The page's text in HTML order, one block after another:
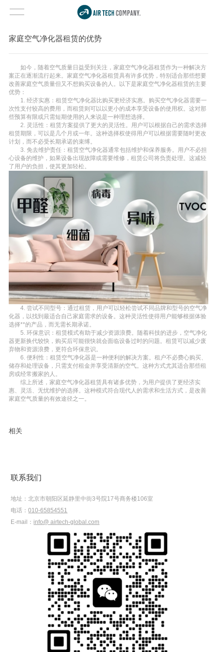
家庭空气净化器租赁的优势
如今，随着空气质量日益受到关注，家庭空气净化器租赁作为一种解决方
案正在逐渐流行起来。家庭空气净化器租赁具有许多优势，特别适合那些想要
改善家庭空气质量但又不想购买设备的人。以下是家庭空气净化器租赁的主要
优势：
1. 经济实惠：租赁空气净化器比购买更经济实惠。购买空气净化器需要一
次性支付较高的费用，而租赁则可以以更小的成本享受设备的使用权。这对那
些预算有限或只需短期使用的人来说是一种理想选择。
2. 灵活性：租赁方案提供了更大的灵活性。用户可以根据自己的需求选择
租赁期限，可以是几个月或一年。这种选择权使得用户可以根据需要随时更改
计划，而不必受长期承诺的束缚。
3. 免去维护责任：租赁空气净化器通常包括维护和保养服务。用户不必担
心设备的维护，如果设备出现故障或需要维修，租赁公司将负责处理。这减轻
了用户的负担，使其更加轻松。
4. 尝试不同型号：通过租赁，用户可以轻松尝试不同品牌和型号的空气净
化器，以找到最适合自己家庭需求的设备。这种灵活性使得用户能够根据体验
选择**的产品，而无需长期承诺。
5. 环保意识：租赁模式有助于减少资源浪费。随着科技的进步，空气净化
器更新换代较快，购买后可能很快就会面临设备过时的问题。租赁可以减少废
弃物和资源浪费，更符合环保意识。
6. 便利性：租赁空气净化器是一种便利的解决方案。租户不必费心购买、
储存和处理设备，只需支付租金并享受清新的空气。这种方式尤其适合那些租
房或经常搬家的人。
综上所述，家庭空气净化器租赁具有诸多优势，为用户提供了更经济实
惠、灵活、无忧维护的选择。这种模式符合现代人的需求和生活方式，是改善
家庭空气质量的有效途径之一。
相关
联系我们
地址：北京市朝阳区延静里中街3号院17号商务楼106室
电话：010-65854551
E-mail： info@ airtech-global.com